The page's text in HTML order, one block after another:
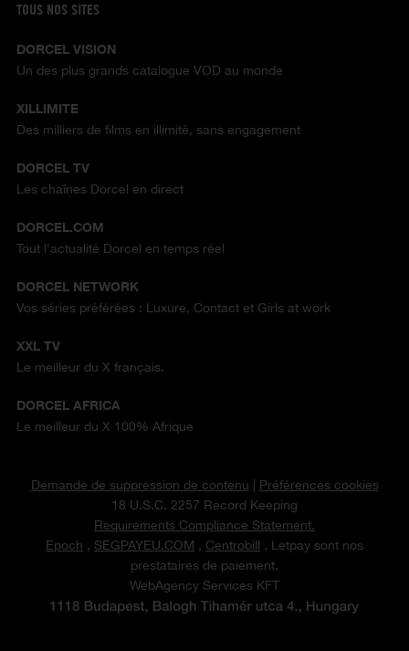
TOUS NOS SITES
DORCEL VISION
Un des plus grands catalogue VOD au monde
XILLIMITE
Des milliers de films en illimité, sans engagement
DORCEL TV
Les chaînes Dorcel en direct
DORCEL.COM
Tout l'actualité Dorcel en temps réel
DORCEL NETWORK
Vos séries préférées : Luxure, Contact et Girls at work
XXL TV
Le meilleur du X français.
DORCEL AFRICA
Le meilleur du X 100% Afrique
Demande de suppression de contenu
Préférences cookies
18 U.S.C. 2257 Record Keeping
Requirements Compliance Statement.
Epoch , SEGPAYEU.COM , Centrobill , Letpay sont nos
prestataires de paiement.
WebAgency Services KFT